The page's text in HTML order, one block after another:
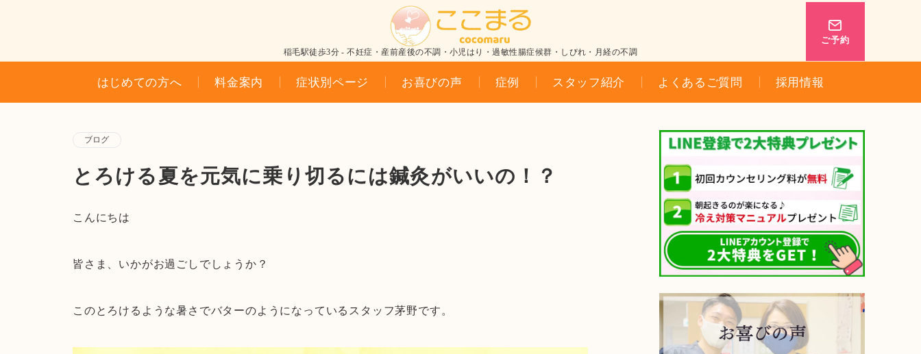
稲毛駅徒歩3分 - 不妊症・産前産後の不調・小児はり・過敏性腸症候群・しびれ・月経の不調
ご予約
はじめての方へ 料金案内 症状別ページ お喜びの声 症例 スタッフ紹介 よくあるご質問 採用情報
ブログ
とろける夏を元気に乗り切るには鍼灸がいいの！？
こんにちは
皆さま、いかがお過ごしでしょうか？
このとろけるような暑さでバターのようになっているスタッフ茅野です。